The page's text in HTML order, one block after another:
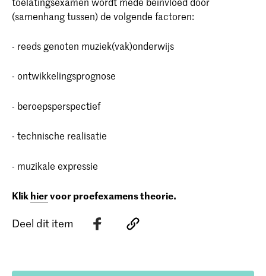
(samenhang tussen) de volgende factoren:
- reeds genoten muziek(vak)onderwijs
- ontwikkelingsprognose
- beroepsperspectief
- technische realisatie
- muzikale expressie
Klikhiervoor proefexamens theorie.
Deel dit item